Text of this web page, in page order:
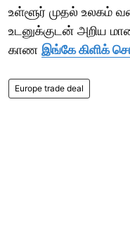
உள்ளூர் முதல் உலகம்
உடனுக்குடன் அறிய
காண இங்கே கிளிக்
Europe trade deal